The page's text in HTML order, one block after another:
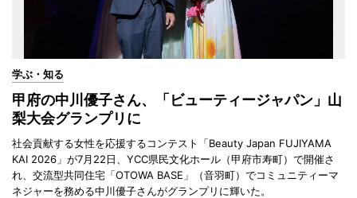
学ぶ・知る
甲府の中川優子さん、「ビューティージャパン」山
梨大会グランプリに
社会貢献する女性を応援するコンテスト「Beauty Japan FUJIYAMA
KAI 2026」が7月22日、YCC県民文化ホール（甲府市寿町）で開催さ
れ、交流型共同住宅「OTOWA BASE」（音羽町）でコミュニティーマ
ネジャーを務める中川優子さんがグランプリに輝いた。